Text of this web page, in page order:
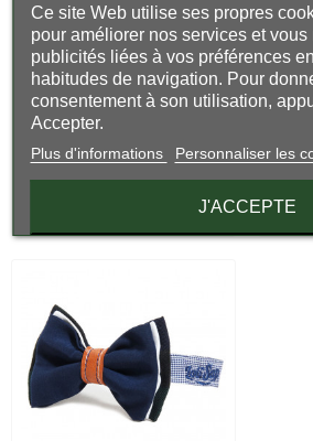
Loli Sap - Noeud papillon
Le Splendide
Ce site Web utilise ses propres
pour améliorer nos services et vous
publicités liées à vos préférences
habitudes de navigation. Pour
consentement à son utilisation,
Accepter.
Plus d'informations Personnaliser les
J'ACCEPTE